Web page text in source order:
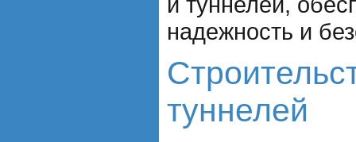
надежность и
туннелей